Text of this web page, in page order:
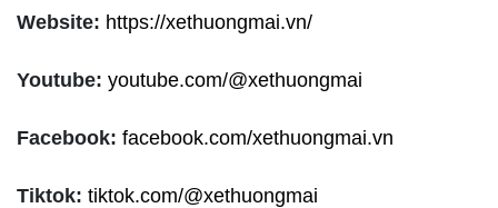
Website: https://xethuongmai.vn/
Youtube: youtube.com/@xethuongmai
Facebook: facebook.com/xethuongmai.vn
Tiktok: tiktok.com/@xethuongmai